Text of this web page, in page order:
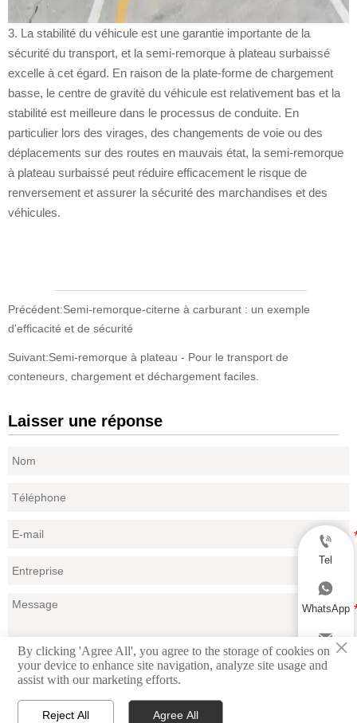
3. La stabilité du véhicule est une garantie importante de la
sécurité du transport, et la semi-remorque à plateau surbaissé
excelle à cet égard. En raison de la plate-forme de chargement
basse, le centre de gravité du véhicule est relativement bas et la
stabilité est meilleure dans le processus de conduite. En
particulier lors des virages, des changements de voie ou des
déplacements sur des routes en mauvais état, la semi-remorque
à plateau surbaissé peut réduire efficacement le risque de
renversement et assurer la sécurité des marchandises et des
véhicules.
Précédent:Semi-remorque-citerne à carburant : un exemple
d'efficacité et de sécurité
Suivant:Semi-remorque à plateau - Pour le transport de
conteneurs, chargement et déchargement faciles.
Laisser une réponse
Soumettre

Tel

WhatsApp

Email ×
By clicking 'Agree All', you agree to the storage of cookies on
your device to enhance site navigation, analyze site usage and
assist with our marketing efforts.
Reject All Agree All